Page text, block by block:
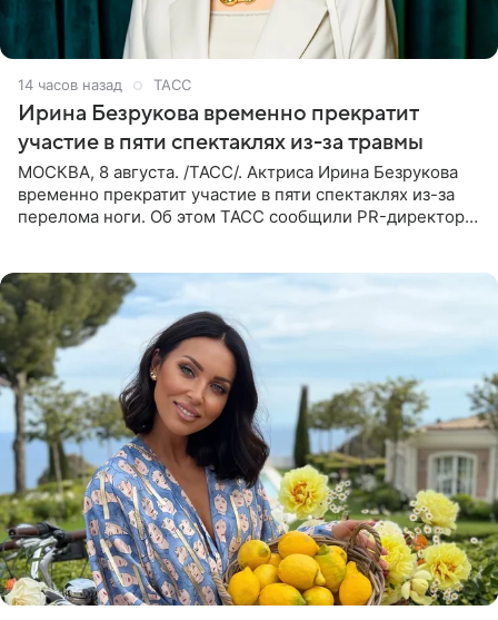
14 часов назад ТАСС
Ирина Безрукова временно прекратит
участие в пяти спектаклях из-за травмы
МОСКВА, 8 августа. /ТАСС/. Актриса Ирина Безрукова
временно прекратит участие в пяти спектаклях из-за
перелома ноги. Об этом ТАСС сообщили PR-директор